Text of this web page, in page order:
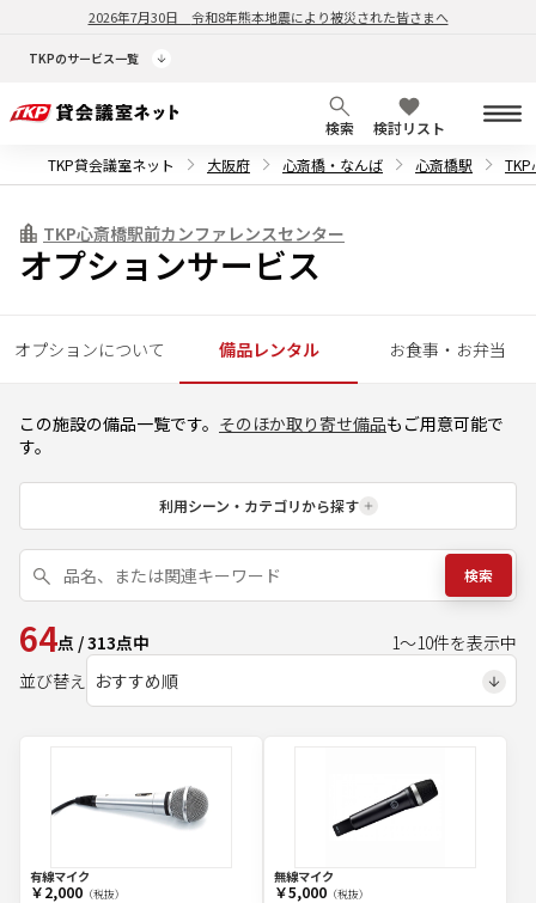
2026年7月30日 令和8年熊本地震により被災された皆さまへ
TKPのサービス一覧
検索
検討リスト
TKP貸会議室ネット
大阪府 心斎橋・なんば 心斎橋駅
TKP心斎橋駅前カンファレンスセンター
オプションサービス
オプションについて 備品レンタル お食事・お弁当
この施設の備品一覧です。 そのほか取り寄せ備品もご用意可能で
す。
利用シーン・カテゴリから探す
検索
64点 /313点中 1～10件を表示中
並び替え
有線マイク
￥2,000（税抜）
無線マイク
￥5,000（税抜）